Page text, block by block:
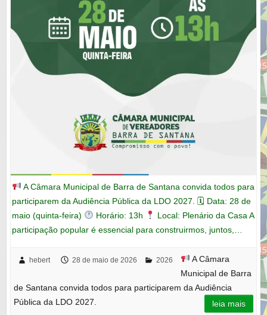
A Câmara Municipal de Barra de Santana convida todos para
participarem da Audiência Pública da LDO 2027. 🗓 Data: 28 de
maio (quinta-feira)
Horário: 13h
Local: Plenário da Casa A
participação popular é essencial para construirmos, juntos,…
hebert 28 de maio de 2026 2026
A Câmara
Municipal de Barra
de Santana convida todos para participarem da Audiência
Pública da LDO 2027.
leia mais